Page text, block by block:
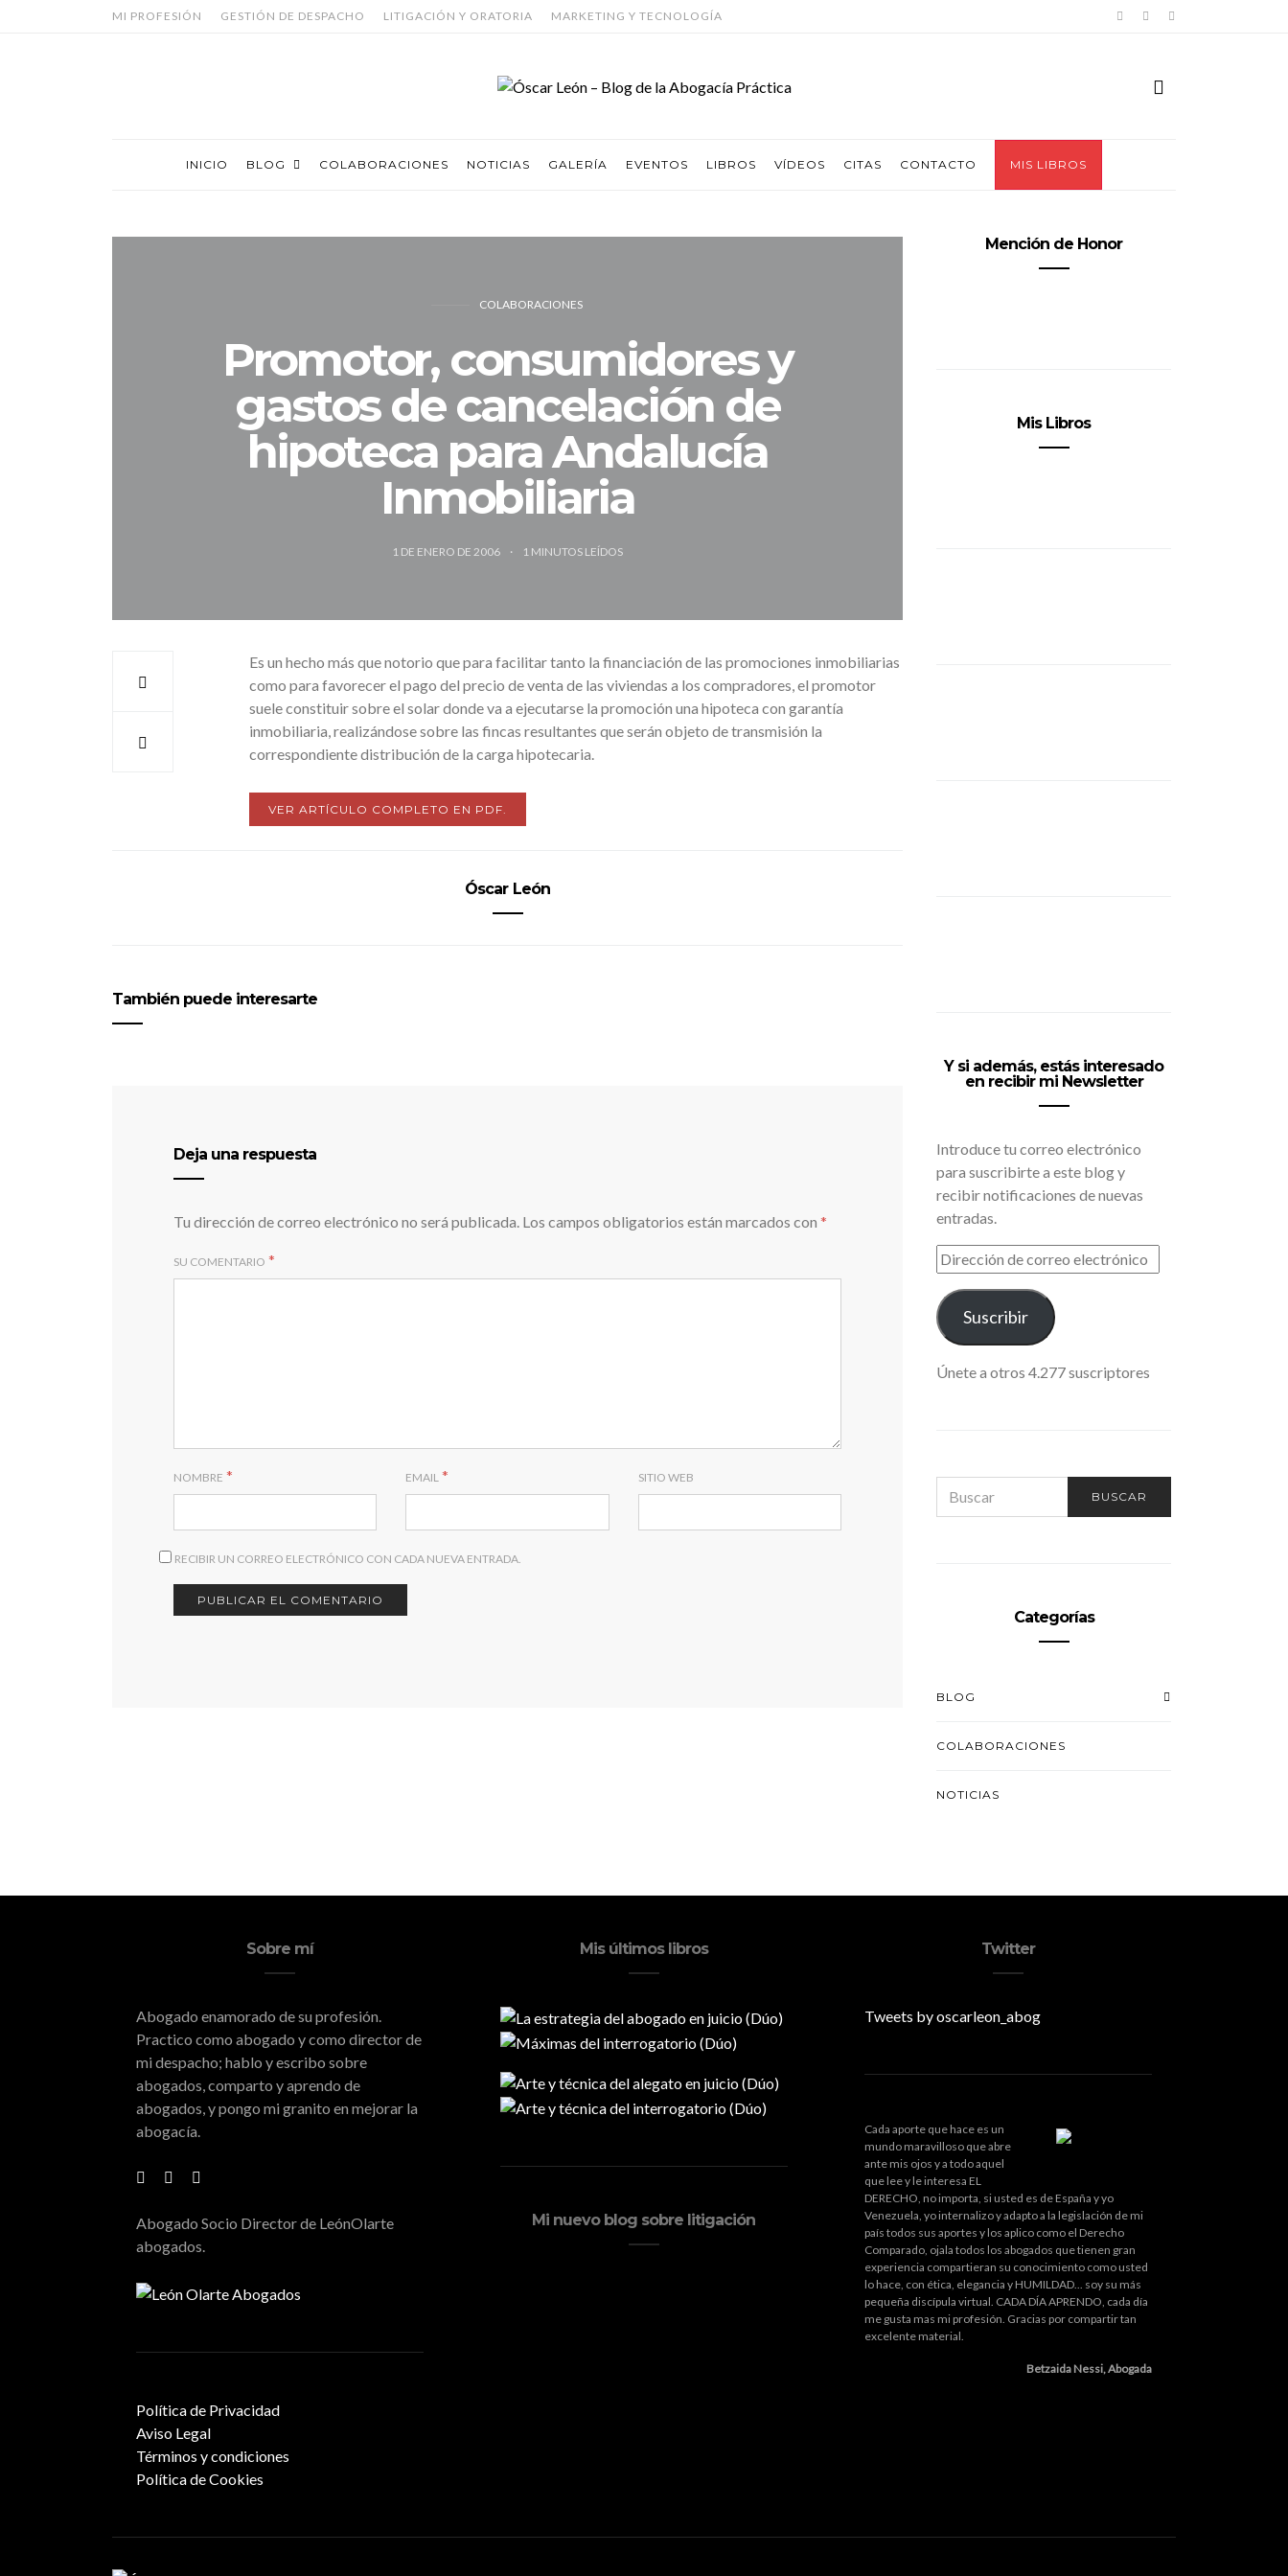
MI PROFESIÓN GESTIÓN DE DESPACHO LITIGACIÓN Y ORATORIA MARKETING Y TECNOLOGÍA
INICIO BLOG COLABORACIONES NOTICIAS GALERÍA EVENTOS LIBROS VÍDEOS CITAS CONTACTO MIS LIBROS
COLABORACIONES
Promotor, consumidores y
gastos de cancelación de
hipoteca para Andalucía
Inmobiliaria
1 DE ENERO DE 2006 1 MINUTOS LEÍDOS
Es un hecho más que notorio que para facilitar tanto la financiación de las promociones inmobiliarias
como para favorecer el pago del precio de venta de las viviendas a los compradores, el promotor
suele constituir sobre el solar donde va a ejecutarse la promoción una hipoteca con garantía
inmobiliaria, realizándose sobre las fincas resultantes que serán objeto de transmisión la
correspondiente distribución de la carga hipotecaria.
VER ARTÍCULO COMPLETO EN PDF.
Óscar León
También puede interesarte
Deja una respuesta
Tu dirección de correo electrónico no será publicada. Los campos obligatorios están marcados con *
SU COMENTARIO *
NOMBRE * EMAIL * SITIO WEB
RECIBIR UN CORREO ELECTRÓNICO CON CADA NUEVA ENTRADA.
Mención de Honor
Mis Libros
Y si además, estás interesado
en recibir mi Newsletter
Introduce tu correo electrónico
para suscribirte a este blog y
recibir notificaciones de nuevas
entradas.
DIRECCIÓN
DE
CORREO
ELECTRÓNICO
Suscribir
Únete a otros 4.277 suscriptores
FOR:
BUSCAR
Categorías
BLOG
COLABORACIONES
NOTICIAS
Sobre mí
Abogado enamorado de su profesión.
Practico como abogado y como director de
mi despacho; hablo y escribo sobre
abogados, comparto y aprendo de
abogados, y pongo mi granito en mejorar la
abogacía.
Abogado Socio Director de LeónOlarte
abogados.
Política de Privacidad
Aviso Legal
Términos y condiciones
Política de Cookies
Mis últimos libros
Mi nuevo blog sobre litigación
Twitter
Tweets by oscarleon_abog
Cada aporte que hace es un
mundo maravilloso que abre
ante mis ojos y a todo aquel
que lee y le interesa EL
DERECHO, no importa, si usted es de España y yo
Venezuela, yo internalizo y adapto a la legislación de mi
país todos sus aportes y los aplico como el Derecho
Comparado, ojala todos los abogados que tienen gran
experiencia compartieran su conocimiento como usted
lo hace, con ética, elegancia y HUMILDAD... soy su más
pequeña discípula virtual. CADA DÍA APRENDO, cada día
me gusta mas mi profesión. Gracias por compartir tan
excelente material.
Betzaida Nessi, Abogada